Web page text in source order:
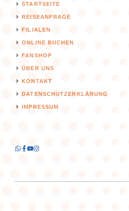
STARTSEITE
REISEANFRAGE
FILIALEN
ONLINE BUCHEN
FANSHOP
ÜBER UNS
KONTAKT
DATENSCHUTZERKLÄRUNG
IMPRESSUM